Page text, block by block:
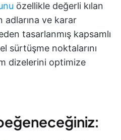
özellikle değerli kılan
adlarına ve karar
tasarlanmış kapsamlı
sürtüşme noktalarını
dizelerini optimize